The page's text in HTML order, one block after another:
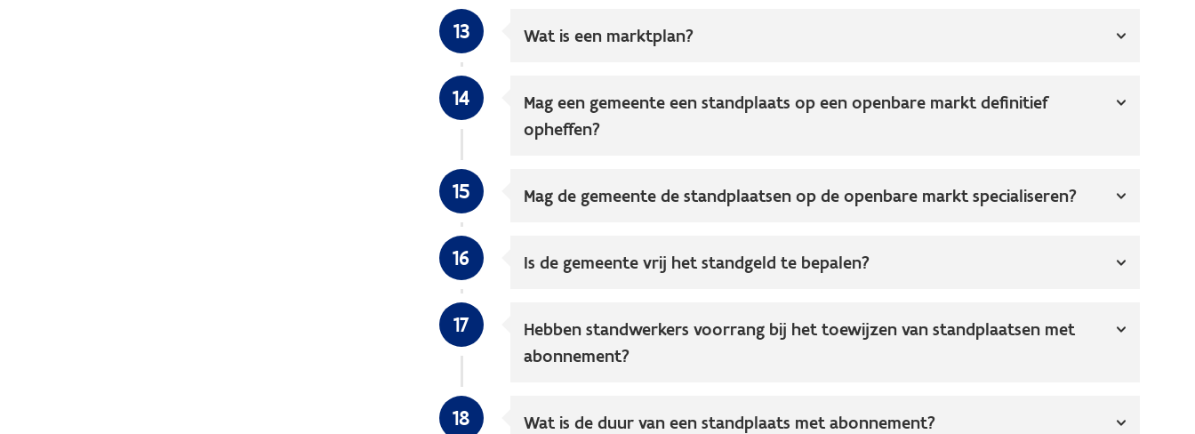
13 Wat is een marktplan?
14
Mag een gemeente een standplaats op een openbare markt definitief
opheffen?
15 Mag de gemeente de standplaatsen op de openbare markt specialiseren?
16 Is de gemeente vrij het standgeld te bepalen?
17
Hebben standwerkers voorrang bij het toewijzen van standplaatsen met
abonnement?
18 Wat is de duur van een standplaats met abonnement?